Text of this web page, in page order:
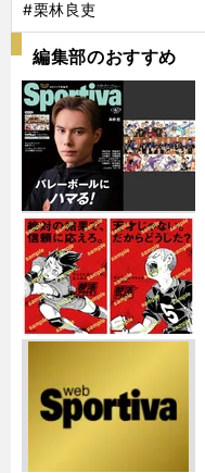
#栗林良吏
編集部のおすすめ